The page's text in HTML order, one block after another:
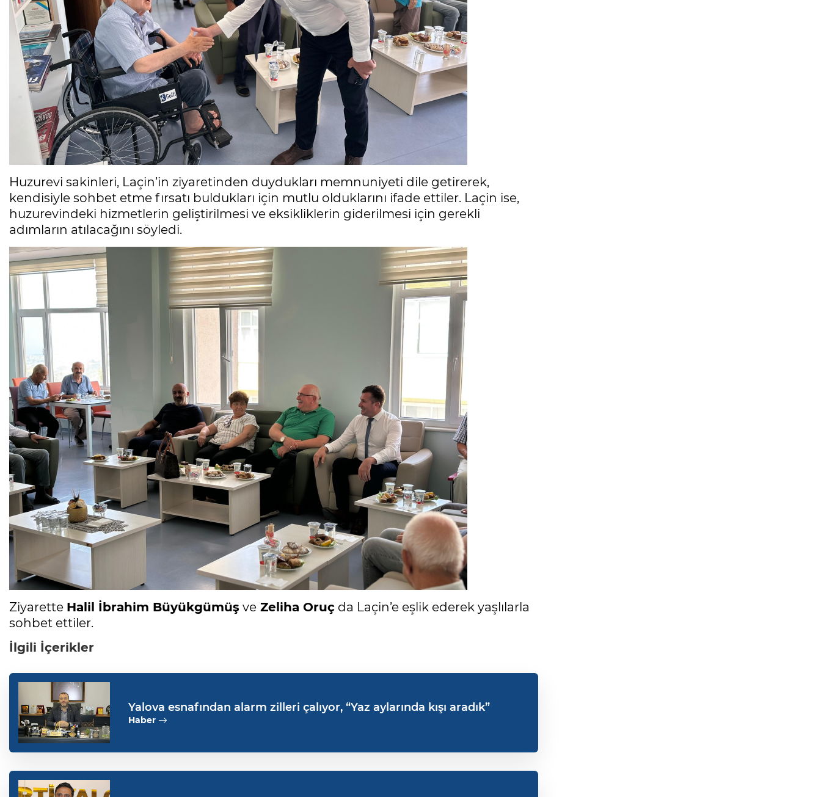
Huzurevi sakinleri, Laçin’in ziyaretinden duydukları memnuniyeti dile getirerek,
kendisiyle sohbet etme fırsatı buldukları için mutlu olduklarını ifade ettiler. Laçin ise,
huzurevindeki hizmetlerin geliştirilmesi ve eksikliklerin giderilmesi için gerekli
adımların atılacağını söyledi.
Ziyarette Halil İbrahim Büyükgümüş ve Zeliha Oruç da Laçin’e eşlik ederek yaşlılarla
sohbet ettiler.
İlgili İçerikler
Yalova esnafından alarm zilleri çalıyor, “Yaz aylarında kışı aradık”
Haber